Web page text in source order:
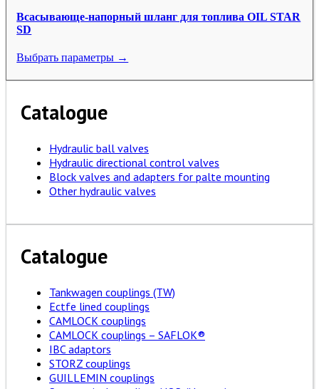
Всасывающе-напорный шланг для топлива OIL STAR
SD
Выбрать параметры →
Catalogue
Hydraulic ball valves
Hydraulic directional control valves
Block valves and adapters for palte mounting
Other hydraulic valves
Catalogue
Tankwagen couplings (TW)
Ectfe lined couplings
CAMLOCK couplings
CAMLOCK couplings – SAFLOK®
IBC adaptors
STORZ couplings
GUILLEMIN couplings